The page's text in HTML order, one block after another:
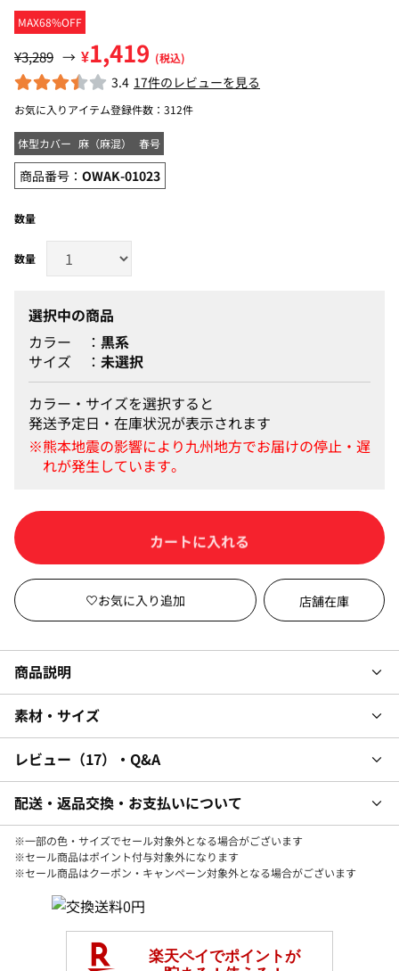
MAX68%OFF
¥3,289 → ¥1,419 (税込)
3.4 17件のレビューを見る
お気に入りアイテム登録件数： 312件
体型カバー 麻（麻混） 春号
商品番号： OWAK-01023
数量
選択中の商品
カラー
黒系
サイズ
未選択
カラー・サイズを選択すると
発送予定日・在庫状況が表示されます
カートに入れる
店舗在庫
商品説明
素材・サイズ
レビュー 17 ・Q&A
配送・返品交換・お支払いについて
※一部の色・サイズでセール対象外となる場合がございます
※セール商品はポイント付与対象外になります
※セール商品はクーポン・キャンペーン対象外となる場合がございます